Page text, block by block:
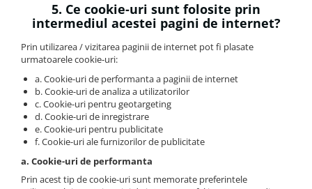
5. Ce cookie-uri sunt folosite prin
intermediul acestei pagini de internet?
Prin utilizarea / vizitarea paginii de internet pot fi plasate
urmatoarele cookie-uri:
a. Cookie-uri de performanta a paginii de internet
b. Cookie-uri de analiza a utilizatorilor
c. Cookie-uri pentru geotargeting
d. Cookie-uri de inregistrare
e. Cookie-uri pentru publicitate
f. Cookie-uri ale furnizorilor de publicitate
a. Cookie-uri de performanta
Prin acest tip de cookie-uri sunt memorate preferintele